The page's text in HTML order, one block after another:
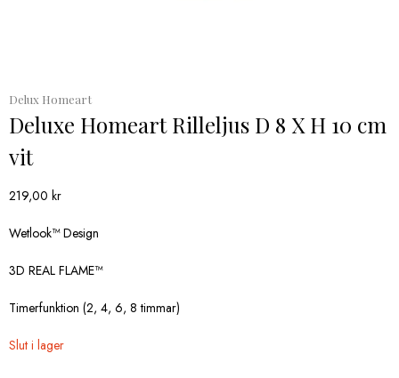
Delux Homeart
Deluxe Homeart Rilleljus D 8 X H 10 cm
vit
219,00 kr
Wetlook™ Design
3D REAL FLAME™
Timerfunktion (2, 4, 6, 8 timmar)
Slut i lager